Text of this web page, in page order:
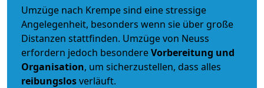
Umzüge nach Krempe sind eine stressige
Angelegenheit, besonders wenn sie über große
Distanzen stattfinden. Umzüge von Neuss
erfordern jedoch besondereVorbereitung und
Organisation, um sicherzustellen, dass alles
reibungslosverläuft.